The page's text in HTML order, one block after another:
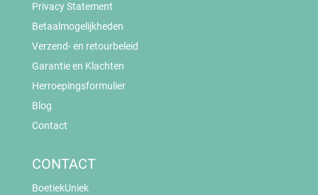
Privacy Statement
Betaalmogelijkheden
Verzend- en retourbeleid
Garantie en Klachten
Herroepingsformulier
Blog
Contact
CONTACT
BoetiekUniek